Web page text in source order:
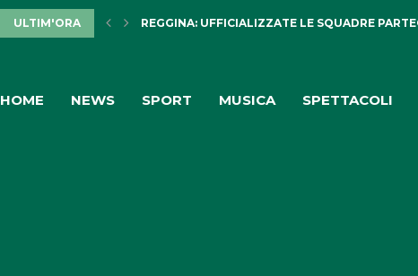
ULTIM'ORA DISAVVENTURA SENZA CONSEGUENZE IN
HOME NEWS SPORT MUSICA SPETTACOLI